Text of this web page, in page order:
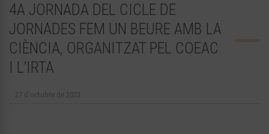
4A JORNADA DEL CICLE DE
JORNADES FEM UN BEURE AMB LA
CIÈNCIA, ORGANITZAT PEL COEAC
I L’IRTA
27 d'octubre de 2023